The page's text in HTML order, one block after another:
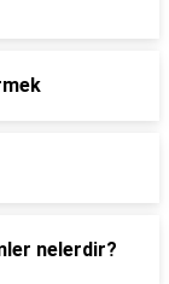
nelerdir?